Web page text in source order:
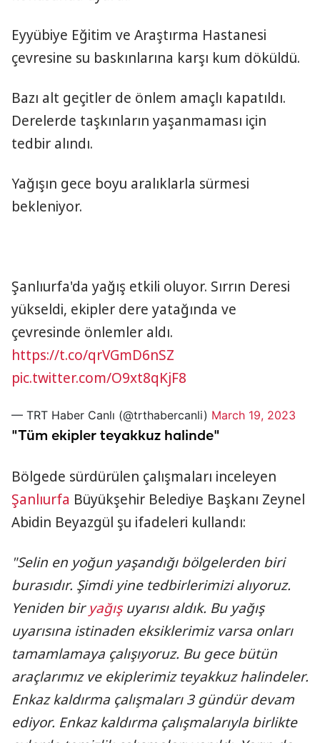
Eyyübiye Eğitim ve Araştırma Hastanesi
çevresine su baskınlarına karşı kum döküldü.
Bazı alt geçitler de önlem amaçlı kapatıldı.
Derelerde taşkınların yaşanmaması için
tedbir alındı.
Yağışın gece boyu aralıklarla sürmesi
bekleniyor.
Şanlıurfa'da yağış etkili oluyor. Sırrın Deresi
yükseldi, ekipler dere yatağında ve
çevresinde önlemler aldı.
https://t.co/qrVGmD6nSZ
pic.twitter.com/O9xt8qKjF8
— TRT Haber Canlı (@trthabercanli) March 19, 2023
"Tüm ekipler teyakkuz halinde"
Bölgede sürdürülen çalışmaları inceleyen
Şanlıurfa Büyükşehir Belediye Başkanı Zeynel
Abidin Beyazgül şu ifadeleri kullandı:
"Selin en yoğun yaşandığı bölgelerden biri
burasıdır. Şimdi yine tedbirlerimizi alıyoruz.
Yeniden biryağışuyarısı aldık. Bu yağış
uyarısına istinaden eksiklerimiz varsa onları
tamamlamaya çalışıyoruz. Bu gece bütün
araçlarımız ve ekiplerimiz teyakkuz halindeler.
Enkaz kaldırma çalışmaları 3 gündür devam
ediyor. Enkaz kaldırma çalışmalarıyla birlikte